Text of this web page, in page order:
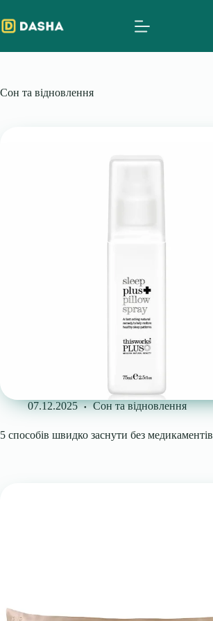
to
content
Сон та відновлення
07.12.2025 Сон та відновлення
5 способів швидко заснути без медикаментів